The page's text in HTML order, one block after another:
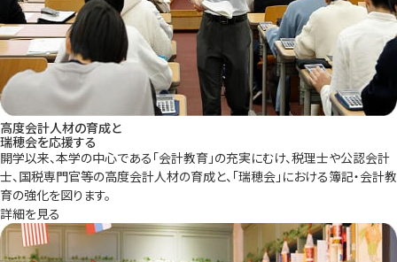
高度会計人材の育成と
瑞穂会を応援する
開学以来、本学の中心である「会計教育」の充実にむけ、税理士や公認会計
士、国税専門官等の高度会計人材の育成と、「瑞穂会」における簿記・会計教
育の強化を図ります。
詳細を見る